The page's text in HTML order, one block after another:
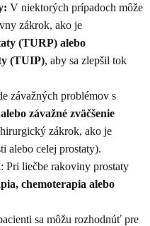
V niektorých prípadoch môže
zákrok, ako je
(TURP) alebo
(TUIP), aby sa zlepšil tok
závažných problémov s
závažné zväčšenie
zákrok, ako je
alebo celej prostaty).
: Pri liečbe rakoviny prostaty
chemoterapia alebo
sa môžu rozhodnúť pre